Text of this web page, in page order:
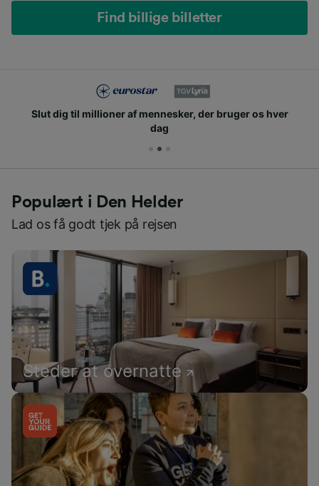
Find billige billetter
Slut dig til millioner af mennesker, der bruger os hver
dag
Populært i Den Helder
Lad os få godt tjek på rejsen
Steder at overnatte